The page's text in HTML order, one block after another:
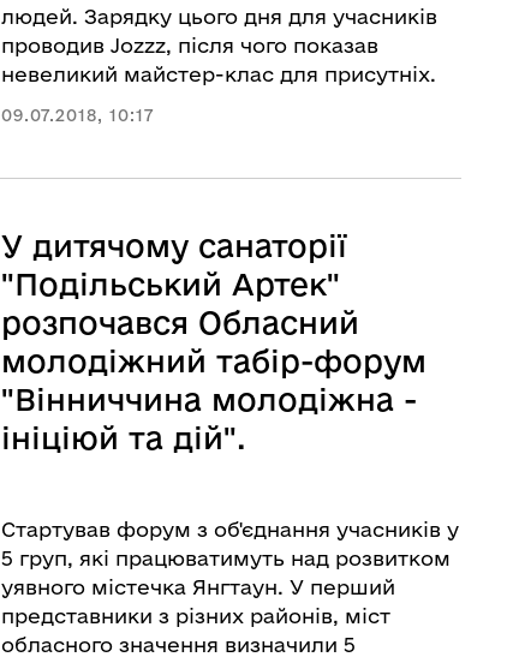
людей. Зарядку цього дня для учасників
проводив Jozzz, після чого показав
невеликий майстер-клас для присутніх.
09.07.2018, 10:17
У дитячому санаторії
"Подільський Артек"
розпочався Обласний
молодіжний табір-форум
"Вінниччина молодіжна -
ініціюй та дій".
Стартував форум з об'єднання учасників у
5 груп, які працюватимуть над розвитком
уявного містечка Янгтаун. У перший
представники з різних районів, міст
обласного значення визначили 5